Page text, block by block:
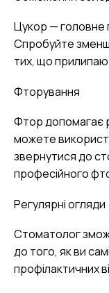
Цукор — головне
Спробуйте
тих, що
Фторування
Фтор допомагає
можете
звернутися до
професійного
Регулярні огляди
Стоматолог
до того, як ви
профілактичних